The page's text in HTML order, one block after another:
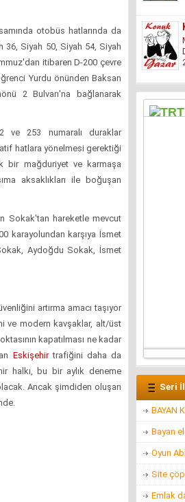
otobüs hatlarında da
36, Siyah 50, Siyah 54, Siyah
itibaren D-200 çevre
Yurdu önünden Baksan
2 Bulvarı'na bağlanarak
ve 253 numaralı duraklar
hatlara yönelmesi gerektiği
bir mağduriyet ve karmaşa
aksaklıkları ile boğuşan
Sokak'tan hareketle mevcut
karayolundan karşıya İsmet
Aydoğdu Sokak, İsmet
artırma amacı taşıyor
ve modern kavşaklar, alt/üst
kapatılması ne kadar
Eskişehirtrafiğini daha da
halkı, bu bir aylık deneme
Ancak şimdiden oluşan
Seri
BAYAN
Bayan
Oyun
Site
Emlak